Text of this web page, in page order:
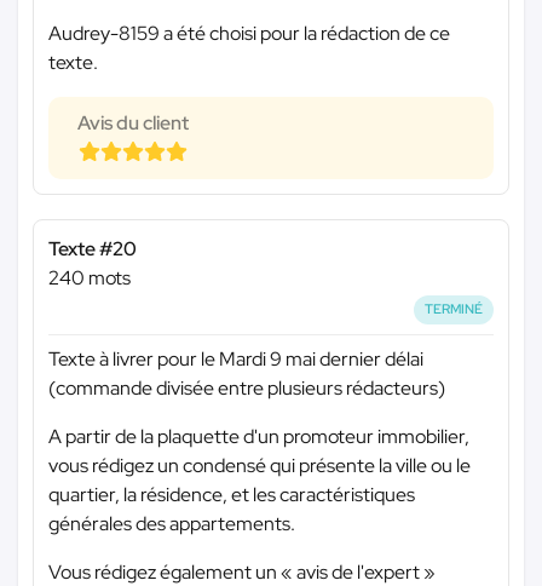
Audrey-8159 a été choisi pour la rédaction de ce
texte.
Avis du client
Texte #20
240 mots
TERMINÉ
Texte à livrer pour le Mardi 9 mai dernier délai
(commande divisée entre plusieurs rédacteurs)
A partir de la plaquette d'un promoteur immobilier,
vous rédigez un condensé qui présente la ville ou le
quartier, la résidence, et les caractéristiques
générales des appartements.
Vous rédigez également un « avis de l'expert »